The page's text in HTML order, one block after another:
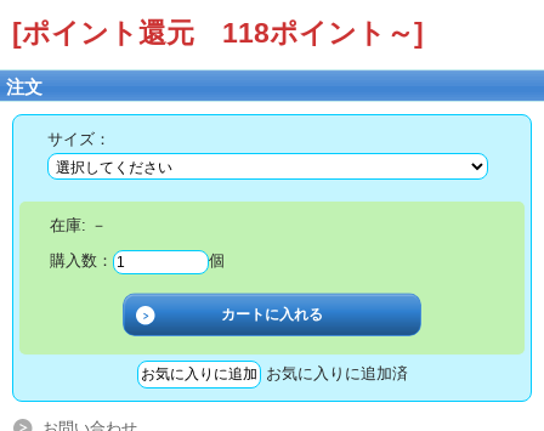
[ポイント還元 118ポイント～]
注文
サイズ：
在庫: －
購入数：
個
お気に入りに追加済